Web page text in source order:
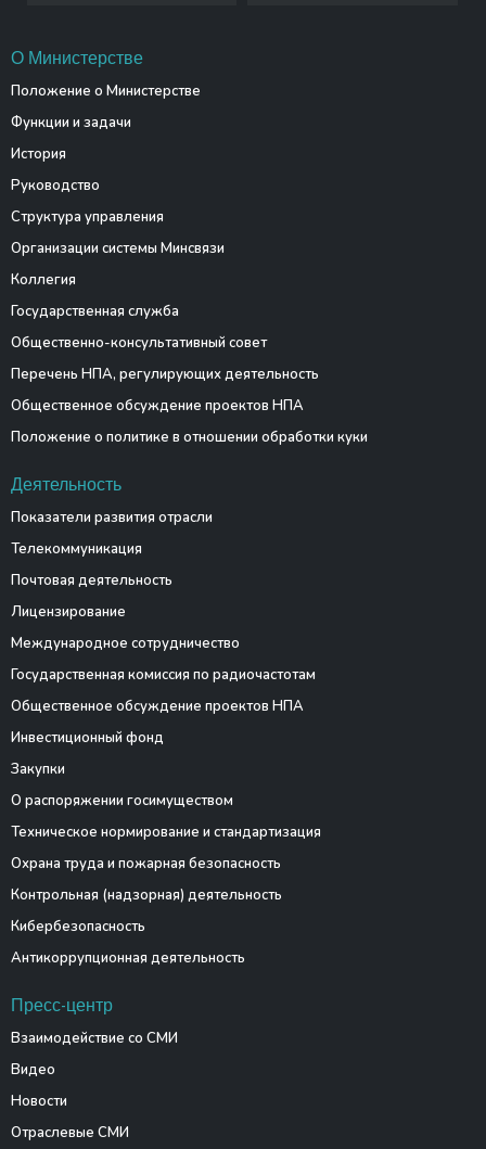
О Министерстве
Положение о Министерстве
Функции и задачи
История
Руководство
Структура управления
Организации системы Минсвязи
Коллегия
Государственная служба
Общественно-консультативный совет
Перечень НПА, регулирующих деятельность
Общественное обсуждение проектов НПА
Положение о политике в отношении обработки куки
Деятельность
Показатели развития отрасли
Телекоммуникация
Почтовая деятельность
Лицензирование
Международное сотрудничество
Государственная комиссия по радиочастотам
Общественное обсуждение проектов НПА
Инвестиционный фонд
Закупки
О распоряжении госимуществом
Техническое нормирование и стандартизация
Охрана труда и пожарная безопасность
Контрольная (надзорная) деятельность
Кибербезопасность
Антикоррупционная деятельность
Пресс-центр
Взаимодействие со СМИ
Видео
Новости
Отраслевые СМИ